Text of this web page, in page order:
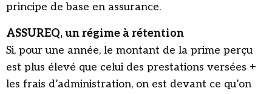
principe de base en assurance.
ASSUREQ, un régime à rétention
Si, pour une année, le montant de la prime perçu
est plus élevé que celui des prestations versées +
les frais d’admi­nistration, on est devant ce qu’on